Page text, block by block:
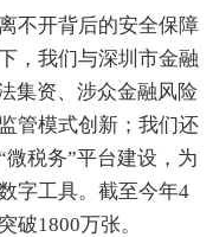
不开背后的安全保障
，我们与深圳市金融
集资、涉众金融风险
管模式创新；我们还
税务”平台建设，为
字工具。截至今年4
破1800万张。